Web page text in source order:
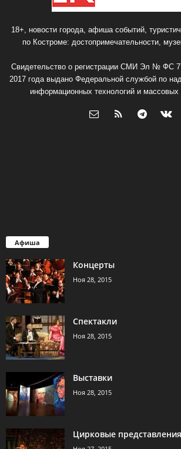
18+, новости города, афиша событий,
по Костроме: достопримечательности,
Свидетельство о регистрации СМИ Эл № ФС
2017 года выдано Федеральной службой по
информационных технологий и массовых
Афиша
Концерты
Ноя 28, 2015
Спектакли
Ноя 28, 2015
Выставки
Ноя 28, 2015
Цирковые представления